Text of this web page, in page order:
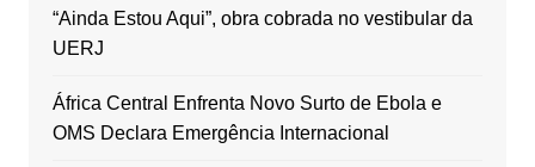
“Ainda Estou Aqui”, obra cobrada no vestibular da
UERJ
África Central Enfrenta Novo Surto de Ebola e
OMS Declara Emergência Internacional